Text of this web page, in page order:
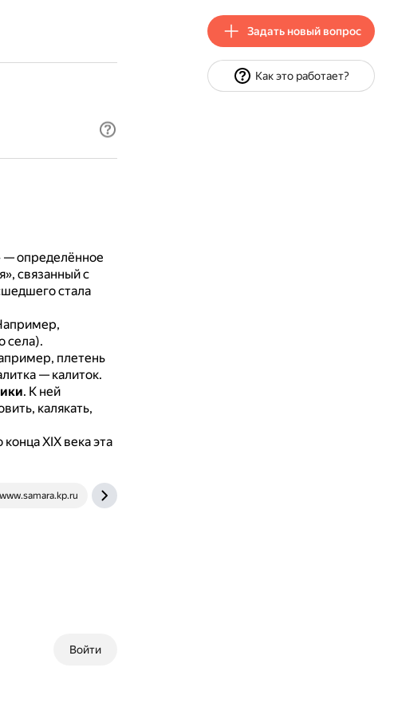
определённое
связанный с
стала
села).
плетень
— калиток.
. К ней
калякать,
XIX века эта
www.samara.kp.ru
Войти
Задать новый вопрос
Как это работает?